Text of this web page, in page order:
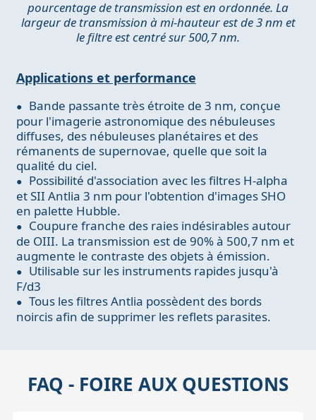
pourcentage de transmission est en ordonnée. La
largeur de transmission à mi-hauteur est de 3 nm et
le filtre est centré sur 500,7 nm.
Applications et performance
Bande passante très étroite de 3 nm, conçue
pour l'imagerie astronomique des nébuleuses
diffuses, des nébuleuses planétaires et des
rémanents de supernovae, quelle que soit la
qualité du ciel.
Possibilité d'association avec les filtres H-alpha
et SII Antlia 3 nm pour l'obtention d'images SHO
en palette Hubble.
Coupure franche des raies indésirables autour
de OIII. La transmission est de 90% à 500,7 nm et
augmente le contraste des objets à émission.
Utilisable sur les instruments rapides jusqu'à
F/d3
Tous les filtres Antlia possèdent des bords
noircis afin de supprimer les reflets parasites.
FAQ - FOIRE AUX QUESTIONS